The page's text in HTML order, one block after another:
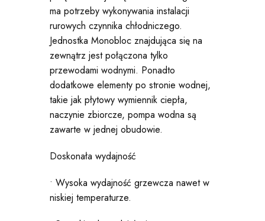
ma potrzeby wykonywania instalacji
rurowych czynnika chłodniczego.
Jednostka Monobloc znajdująca się na
zewnątrz jest połączona tylko
przewodami wodnymi. Ponadto
dodatkowe elementy po stronie wodnej,
takie jak płytowy wymiennik ciepła,
naczynie zbiorcze, pompa wodna są
zawarte w jednej obudowie.
Doskonała wydajność
• Wysoka wydajność grzewcza nawet w
niskiej temperaturze.